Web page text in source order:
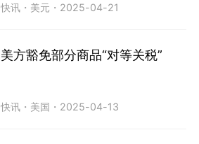
快讯 ・ 美元 ・ 2025-04-21
美方豁免部分商品“对等关税”
快讯 ・ 美国 ・ 2025-04-13